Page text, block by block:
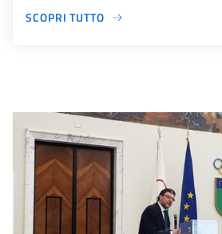
SCOPRI TUTTO